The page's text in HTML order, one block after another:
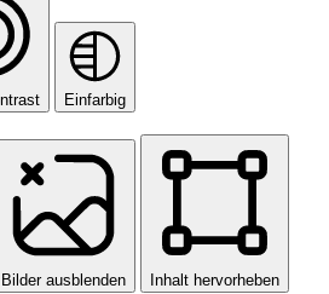
Einfarbig
Bilder ausblenden Inhalt hervorheben